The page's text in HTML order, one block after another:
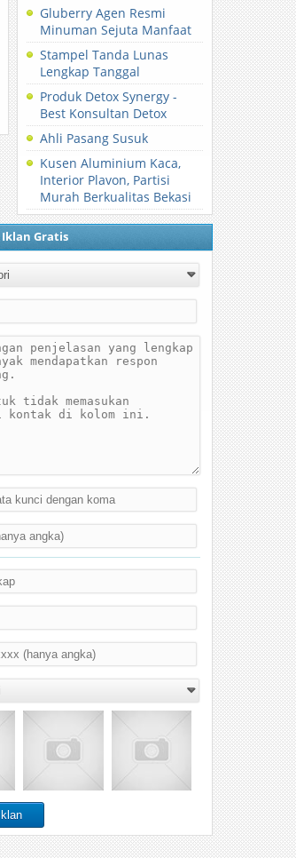
Gluberry Agen Resmi
Minuman Sejuta Manfaat
Stampel Tanda Lunas
Lengkap Tanggal
Produk Detox Synergy -
Best Konsultan Detox
Ahli Pasang Susuk
Kusen Aluminium Kaca,
Interior Plavon, Partisi
Murah Berkualitas Bekasi
Iklan Gratis